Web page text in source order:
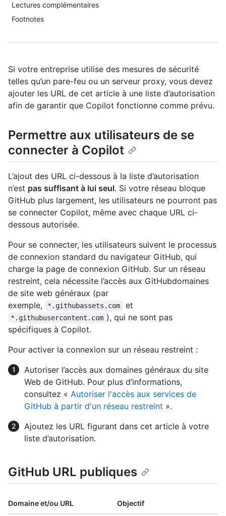
Lectures complémentaires
Footnotes
Si votre entreprise utilise des mesures de sécurité
telles qu’un pare-feu ou un serveur proxy, vous devez
ajouter les URL de cet article à une liste d’autorisation
afin de garantir que Copilot fonctionne comme prévu.
Permettre aux utilisateurs de se
connecter à Copilot
L’ajout des URL ci-dessous à la liste d’autorisation
n’est pas suffisant à lui seul. Si votre réseau bloque
GitHub plus largement, les utilisateurs ne pourront pas
se connecter Copilot, même avec chaque URL ci-
dessous autorisée.
Pour se connecter, les utilisateurs suivent le processus
de connexion standard du navigateur GitHub, qui
charge la page de connexion GitHub. Sur un réseau
restreint, cela nécessite l’accès aux GitHubdomaines
de site web généraux (par
exemple,
*.githubassets.com et
*.githubusercontent.com ), qui ne sont pas
spécifiques à Copilot.
Pour activer la connexion sur un réseau restreint :
Autoriser l’accès aux domaines généraux du site
Web de GitHub. Pour plus d’informations,
consultez « Autoriser l'accès aux services de
GitHub à partir d'un réseau restreint ».
Ajoutez les URL figurant dans cet article à votre
liste d’autorisation.
GitHub URL publiques
Domaine et/ou URL Objectif